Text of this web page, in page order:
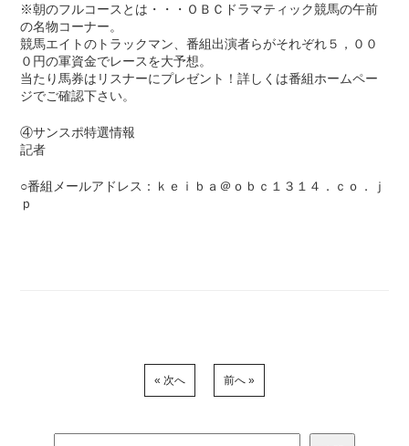
※朝のフルコースとは・・・ＯＢＣドラマティック競馬の午前
の名物コーナー。
競馬エイトのトラックマン、番組出演者らがそれぞれ５，００
０円の軍資金でレースを大予想。
当たり馬券はリスナーにプレゼント！詳しくは番組ホームペー
ジでご確認下さい。
④サンスポ特選情報
記者
○番組メールアドレス：ｋｅｉｂａ＠ｏｂｃ１３１４．ｃｏ．ｊ
ｐ
« 次へ 前へ »